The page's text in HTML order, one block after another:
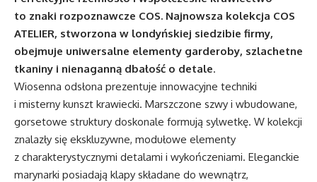
to znaki rozpoznawcze COS. Najnowsza kolekcja COS
ATELIER, stworzona w londyńskiej siedzibie firmy,
obejmuje uniwersalne elementy garderoby, szlachetne
tkaniny i nienaganną dbałość o detale.
Wiosenna odsłona prezentuje innowacyjne techniki
i misterny kunszt krawiecki. Marszczone szwy i wbudowane,
gorsetowe struktury doskonale formują sylwetkę. W kolekcji
znalazły się ekskluzywne, modułowe elementy
z charakterystycznymi detalami i wykończeniami. Eleganckie
marynarki posiadają klapy składane do wewnątrz,